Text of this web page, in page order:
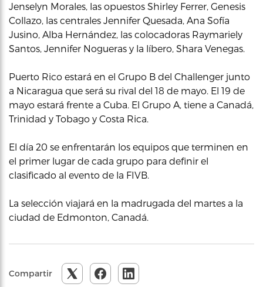
Jenselyn Morales, las opuestos Shirley Ferrer, Genesis
Collazo, las centrales Jennifer Quesada, Ana Sofía
Jusino, Alba Hernández, las colocadoras Raymariely
Santos, Jennifer Nogueras y la líbero, Shara Venegas.
Puerto Rico estará en el Grupo B del Challenger junto
a Nicaragua que será su rival del 18 de mayo. El 19 de
mayo estará frente a Cuba. El Grupo A, tiene a Canadá,
Trinidad y Tobago y Costa Rica.
El día 20 se enfrentarán los equipos que terminen en
el primer lugar de cada grupo para definir el
clasificado al evento de la FIVB.
La selección viajará en la madrugada del martes a la
ciudad de Edmonton, Canadá.
Compartir